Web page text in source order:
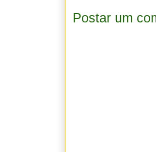
Postar um